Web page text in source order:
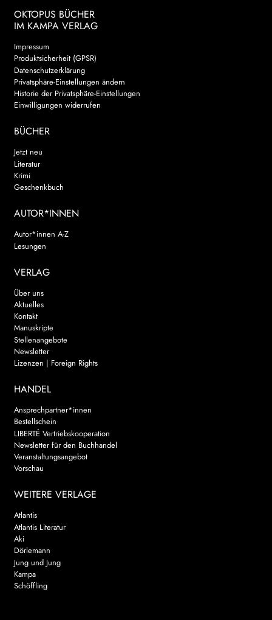
OKTOPUS BÜCHER
IM KAMPA VERLAG
Impressum
Produktsicherheit (GPSR)
Datenschutzerklärung
Privatsphäre-Einstellungen ändern
Historie der Privatsphäre-Einstellungen
Einwilligungen widerrufen
BÜCHER
Jetzt neu
Literatur
Krimi
Geschenkbuch
AUTOR*INNEN
Autor*innen A-Z
Lesungen
VERLAG
Über uns
Aktuelles
Kontakt
Manuskripte
Stellenangebote
Newsletter
Lizenzen | Foreign Rights
HANDEL
Ansprechpartner*innen
Bestellschein
LIBERTÉ Vertriebskooperation
Newsletter für den Buchhandel
Veranstaltungsangebot
Vorschau
WEITERE VERLAGE
Atlantis
Atlantis Literatur
Aki
Dörlemann
Jung und Jung
Kampa
Schöffling